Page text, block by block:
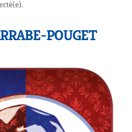
POUGET